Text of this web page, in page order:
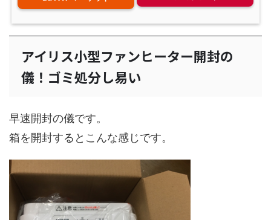
アイリス小型ファンヒーター開封の
儀！ゴミ処分し易い
早速開封の儀です。
箱を開封するとこんな感じです。